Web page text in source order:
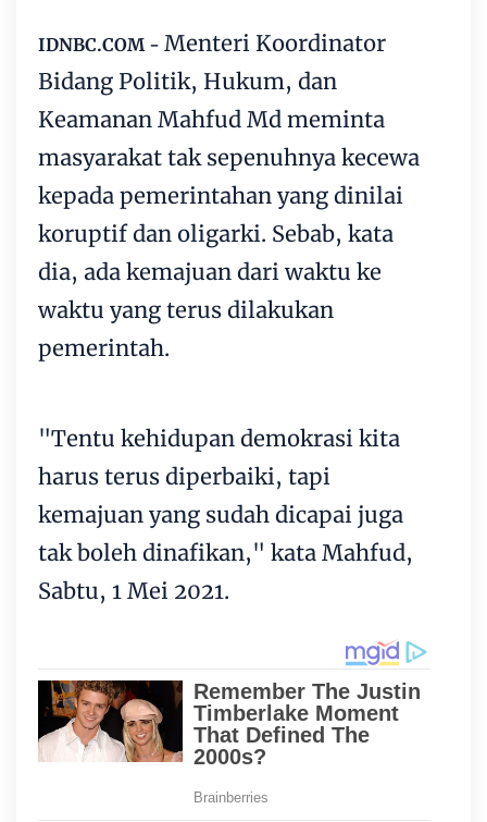
IDNBC.COM - Menteri Koordinator
Bidang Politik, Hukum, dan
Keamanan Mahfud Md meminta
masyarakat tak sepenuhnya kecewa
kepada pemerintahan yang dinilai
koruptif dan oligarki. Sebab, kata
dia, ada kemajuan dari waktu ke
waktu yang terus dilakukan
pemerintah.
"Tentu kehidupan demokrasi kita
harus terus diperbaiki, tapi
kemajuan yang sudah dicapai juga
tak boleh dinafikan," kata Mahfud,
Sabtu, 1 Mei 2021.